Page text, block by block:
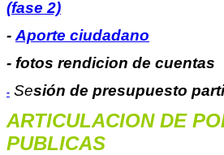
(fase 2)
- Aporte ciudadano
- fotos rendicion de cuentas
- Sesión de presupuesto
ARTICULACION DE
PUBLICAS